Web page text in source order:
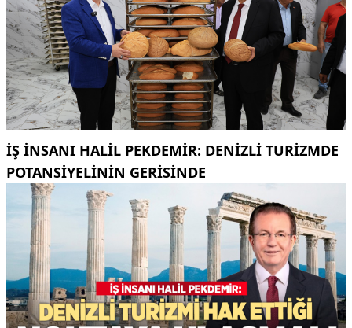
İŞ INSANI HALIL PEKDEMIR: DENIZLI TURIZMDE
POTANSIYELININ GERISINDE